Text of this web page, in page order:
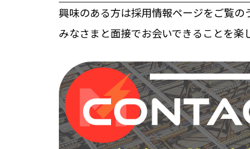
興味のある方は採用情報ページをご覧の
みなさまと面接でお会いできることを楽